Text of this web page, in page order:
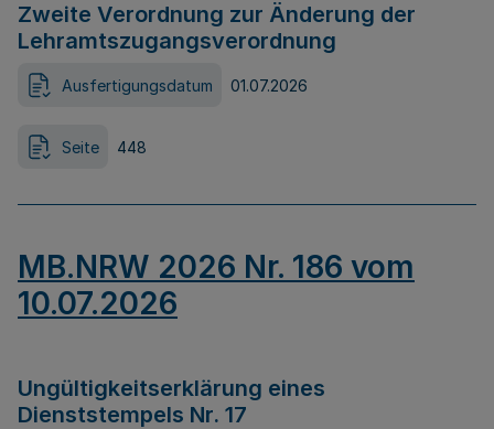
Zweite Verordnung zur Änderung der
Lehramtszugangsverordnung
Ausfertigungsdatum 01.07.2026
Seite 448
MB.NRW 2026 Nr. 186 vom
10.07.2026
Ungültigkeitserklärung eines
Dienststempels Nr. 17